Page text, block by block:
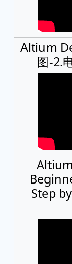
Altium
图-2.
Step